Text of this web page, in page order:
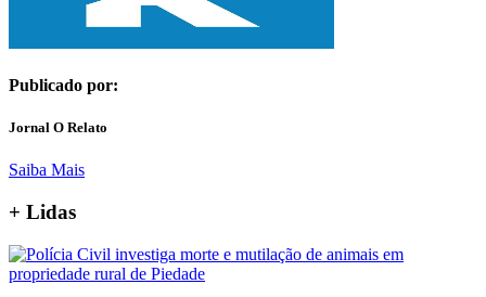
Publicado por:
Jornal O Relato
Saiba Mais
+ Lidas